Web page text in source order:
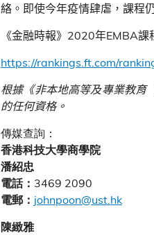
絡。即使今年疫情肆虐，課程
《金融時報》 2020年EMBA課
https://rankings.ft.com/
根據《非本地高等及專業教
的任何資格。
傳媒查詢：
香港科技大學商學院
潘紹忠
電話： 3469 2090
電郵： johnpoon@ust.hk
陳緻雅